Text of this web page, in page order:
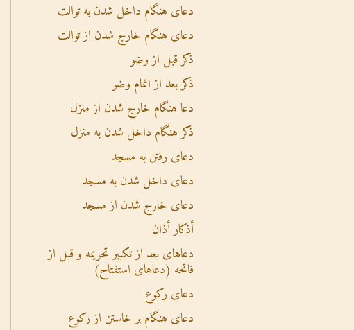
دعای هنگام داخل شدن به توالت
دعای هنگام خارج شدن از توالت
ذکر قبل از وضو
ذکر بعد از اتمام وضو
دعا هنگام خارج شدن از منزل
ذکر هنگام داخل شدن به منزل
دعای رفتن به مسجد
دعای داخل شدن به مسجد
دعای خارج شدن از مسجد
أذکار أذان
دعاهای بعد از تکبیر تحریمه و قبل از
فاتحه (دعاهای استفتاح)
دعای رکوع
دعای هنگام بر خاستن از رکوع